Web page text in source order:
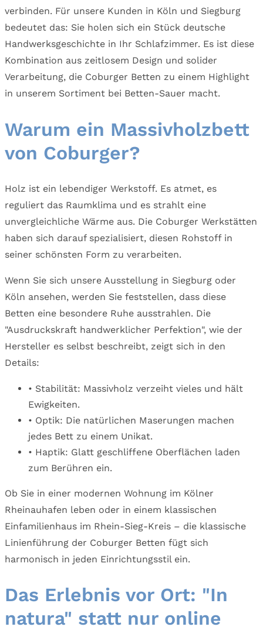
verbinden. Für unsere Kunden in Köln und Siegburg
bedeutet das: Sie holen sich ein Stück deutsche
Handwerksgeschichte in Ihr Schlafzimmer. Es ist diese
Kombination aus zeitlosem Design und solider
Verarbeitung, die Coburger Betten zu einem Highlight
in unserem Sortiment bei Betten-Sauer macht.
Warum ein Massivholzbett
von Coburger?
Holz ist ein lebendiger Werkstoff. Es atmet, es
reguliert das Raumklima und es strahlt eine
unvergleichliche Wärme aus. Die Coburger Werkstätten
haben sich darauf spezialisiert, diesen Rohstoff in
seiner schönsten Form zu verarbeiten.
Wenn Sie sich unsere Ausstellung in Siegburg oder
Köln ansehen, werden Sie feststellen, dass diese
Betten eine besondere Ruhe ausstrahlen. Die
"Ausdruckskraft handwerklicher Perfektion", wie der
Hersteller es selbst beschreibt, zeigt sich in den
Details:
• Stabilität: Massivholz verzeiht vieles und hält
Ewigkeiten.
• Optik: Die natürlichen Maserungen machen
jedes Bett zu einem Unikat.
• Haptik: Glatt geschliffene Oberflächen laden
zum Berühren ein.
Ob Sie in einer modernen Wohnung im Kölner
Rheinauhafen leben oder in einem klassischen
Einfamilienhaus im Rhein-Sieg-Kreis – die klassische
Linienführung der Coburger Betten fügt sich
harmonisch in jeden Einrichtungsstil ein.
Das Erlebnis vor Ort: "In
natura" statt nur online